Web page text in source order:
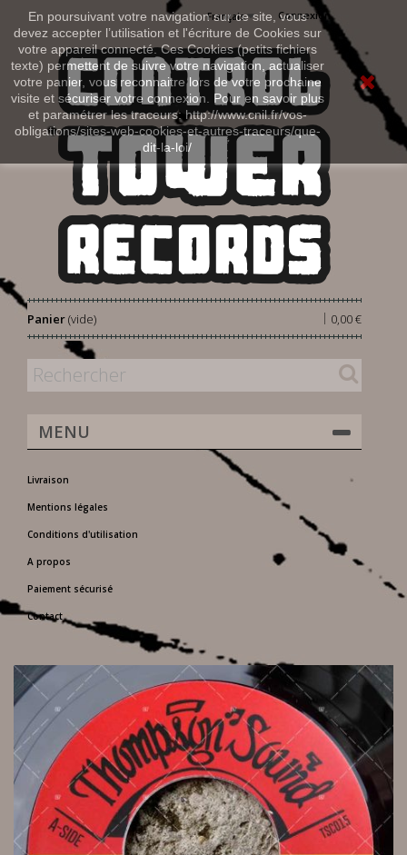
En poursuivant votre navigation sur ce site, vous
devez accepter l’utilisation et l'écriture de Cookies sur
votre appareil connecté. Ces Cookies (petits fichiers
texte) permettent de suivre votre navigation, actualiser
votre panier, vous reconnaitre lors de votre prochaine
visite et sécuriser votre connexion. Pour en savoir plus
et paramétrer les traceurs: http://www.cnil.fr/vos-
obligations/sites-web-cookies-et-autres-traceurs/que-
dit-la-loi/
Connexion
Français
Panier 0,00 €
|
(vide)
MENU
Livraison
Mentions légales
Conditions d'utilisation
A propos
Paiement sécurisé
Contact